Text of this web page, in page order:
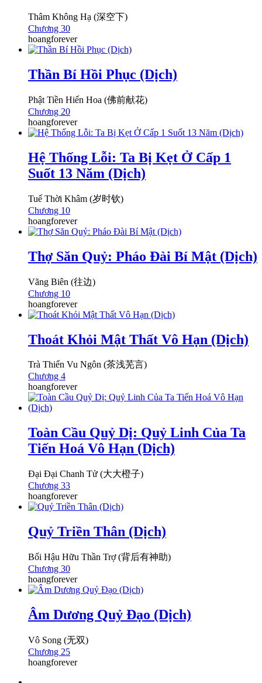
Thâm Không Hạ (深空下)
Chương 30
hoangforever
Thần Bí Hồi Phục (Dịch)
Phật Tiền Hiến Hoa (佛前献花)
Chương 20
hoangforever
Hệ Thống Lỗi: Ta Bị Kẹt Ở Cấp 1
Suốt 13 Năm (Dịch)
Tuế Thời Khâm (岁时钦)
Chương 10
hoangforever
Thợ Săn Quỷ: Pháo Đài Bí Mật (Dịch)
Vãng Biên (往边)
Chương 10
hoangforever
Thoát Khỏi Mật Thất Vô Hạn (Dịch)
Trà Thiển Vu Ngôn (茶浅芜言)
Chương 4
hoangforever
Toàn Cầu Quỷ Dị: Quỷ Linh Của Ta
Tiến Hoá Vô Hạn (Dịch)
Đại Đại Chanh Tử (大大橙子)
Chương 33
hoangforever
Quỷ Triền Thân (Dịch)
Bối Hậu Hữu Thần Trợ (背后有神助)
Chương 30
hoangforever
Âm Dương Quỷ Đạo (Dịch)
Vô Song (无双)
Chương 25
hoangforever